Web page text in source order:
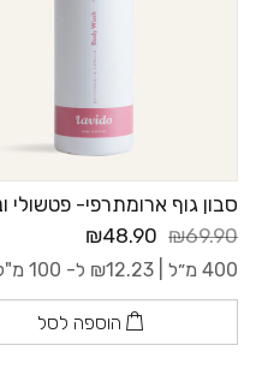
סבון גוף ארומתרפי- פטשולי
₪69.90
₪48.90
400 מ״ל | ₪12.23 ל- 100 מ"ל
הוספה לסל